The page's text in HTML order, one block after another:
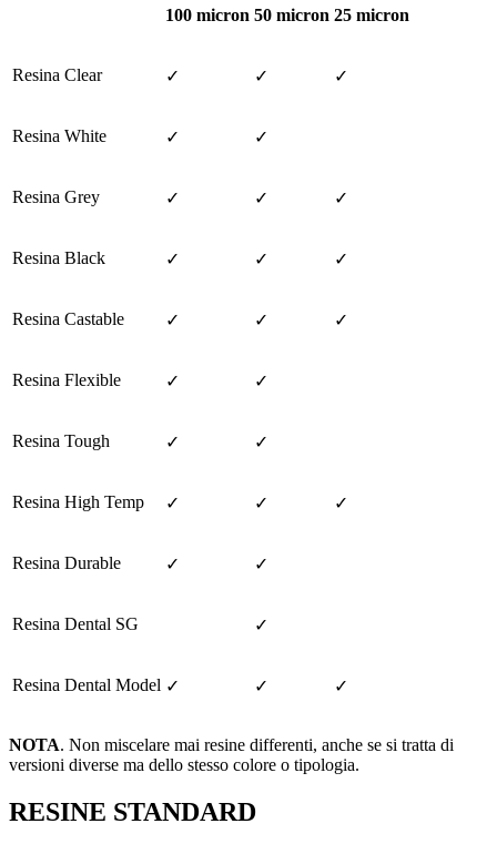
100 micron 50 micron 25 micron
Resina Clear ✓ ✓ ✓
Resina White ✓ ✓
Resina Grey ✓ ✓ ✓
Resina Black ✓ ✓ ✓
Resina Castable ✓ ✓ ✓
Resina Flexible ✓ ✓
Resina Tough ✓ ✓
Resina High Temp ✓ ✓ ✓
Resina Durable ✓ ✓
Resina Dental SG ✓
Resina Dental Model ✓ ✓ ✓
NOTA. Non miscelare mai resine differenti, anche se si tratta di
versioni diverse ma dello stesso colore o tipologia.
RESINE STANDARD